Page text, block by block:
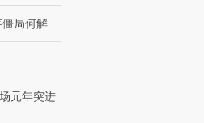
局何解
元年突进